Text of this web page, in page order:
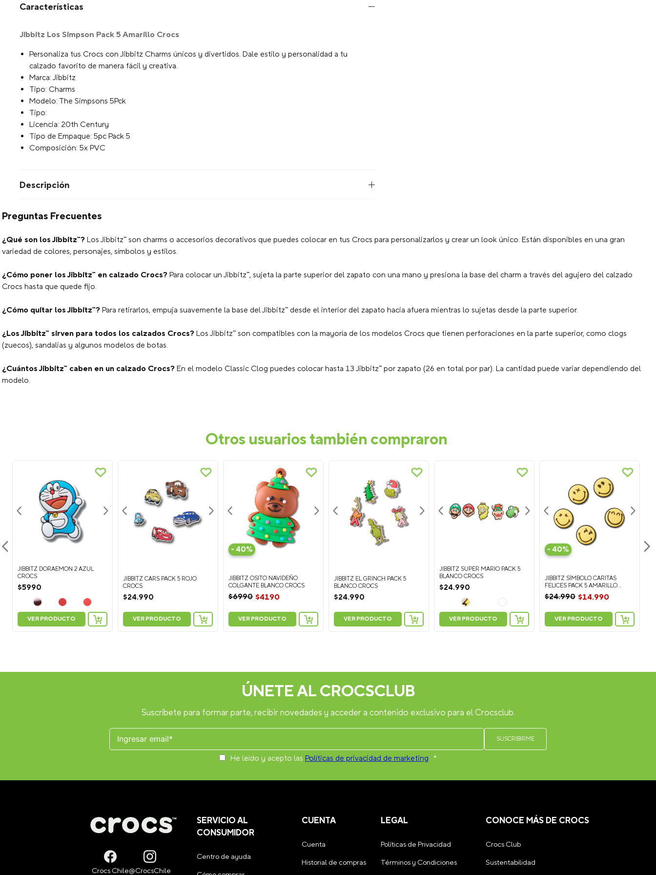
Características
Jibbitz Los Simpson Pack 5 Amarillo Crocs
Personaliza tus Crocs con Jibbitz Charms únicos y divertidos. Dale estilo y personalidad a tu
calzado favorito de manera fácil y creativa.
Marca: Jibbitz
Tipo: Charms
Modelo: The Simpsons 5Pck
Tipo:
Licencia: 20th Century
Tipo de Empaque: 5pc Pack 5
Composición: 5x PVC
Descripción
Preguntas Frecuentes
¿Qué son los Jibbitz™? Los Jibbitz™ son charms o accesorios decorativos que puedes colocar en tus Crocs para personalizarlos y crear un look único. Están disponibles en una gran
variedad de colores, personajes, símbolos y estilos.
¿Cómo poner los Jibbitz™ en calzado Crocs? Para colocar un Jibbitz™, sujeta la parte superior del zapato con una mano y presiona la base del charm a través del agujero del calzado
Crocs hasta que quede fijo.
¿Cómo quitar los Jibbitz™? Para retirarlos, empuja suavemente la base del Jibbitz™ desde el interior del zapato hacia afuera mientras lo sujetas desde la parte superior.
¿Los Jibbitz™ sirven para todos los calzados Crocs? Los Jibbitz™ son compatibles con la mayoría de los modelos Crocs que tienen perforaciones en la parte superior, como clogs
(zuecos), sandalias y algunos modelos de botas.
¿Cuántos Jibbitz™ caben en un calzado Crocs? En el modelo Classic Clog puedes colocar hasta 13 Jibbitz™ por zapato (26 en total por par). La cantidad puede variar dependiendo del
modelo.
Otros usuarios también compraron
JIBBITZ DORAEMON 2 AZUL
CROCS
$5990
VER PRODUCTO
JIBBITZ CARS PACK 5 ROJO
CROCS
$24.990
VER PRODUCTO
- 40%
JIBBITZ OSITO NAVIDEÑO
COLGANTE BLANCO CROCS
$6990 $4190
VER PRODUCTO
JIBBITZ EL GRINCH PACK 5
BLANCO CROCS
$24.990
VER PRODUCTO
JIBBITZ SUPER MARIO PACK 5
BLANCO CROCS
$24.990
VER PRODUCTO
- 40%
JIBBITZ SÍMBOLO CARITAS
FELICES PACK 5 AMARILLO
CROCS
$24.990 $14.990
VER PRODUCTO
ÚNETE AL CROCSCLUB
Suscríbete para formar parte, recibir novedades y acceder a contenido exclusivo para el Crocsclub.
He leído y acepto las Políticas de privacidad de marketing *
SERVICIO AL
CONSUMIDOR
Centro de ayuda
CUENTA
Cuenta
Historial de compras
LEGAL
Políticas de Privacidad
Términos y Condiciones
CONOCE MÁS DE CROCS
Crocs Club
Sustentabilidad